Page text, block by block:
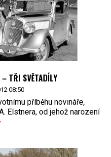
TŘI SVĚTADÍLY
08:50
příběhu novináře,
Elstnera, od jehož narození